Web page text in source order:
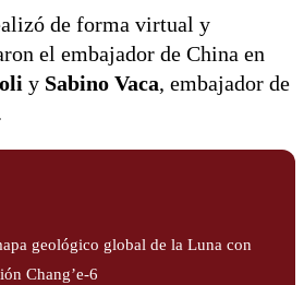
de forma virtual y
el embajador de China en
y Sabino Vaca, embajador de
geológico global de la Luna con
Chang’e-6